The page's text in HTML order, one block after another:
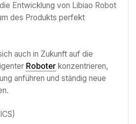
Entwicklung von Libiao Robot
des Produkts perfekt
auch in Zukunft auf die
Roboter konzentrieren,
anführen und ständig neue